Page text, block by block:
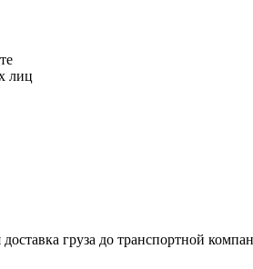
лиц
доставка груза до транспортной